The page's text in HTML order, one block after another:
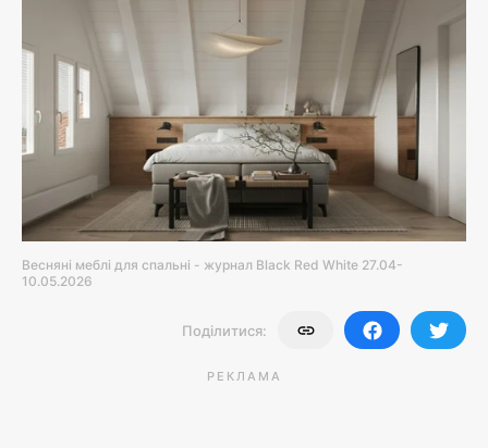
Весняні меблі для спальні - журнал Black Red White 27.04-
10.05.2026
Поділитися:
РЕКЛАМА